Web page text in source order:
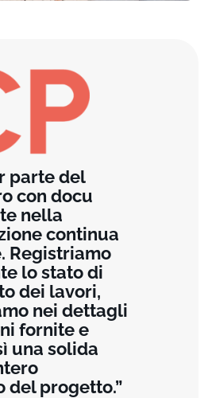
parte del
con docu
nella
continua
Registriamo
lo stato di
dei lavori,
nei dettagli
fornite e
una solida
del progetto.